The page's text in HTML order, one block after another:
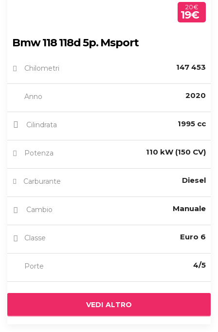
20€
19€
Bmw 118 118d 5p. Msport
Chilometri 147 453
Anno 2020
Cilindrata 1995 cc
Potenza 110 kW (150 CV)
Carburante Diesel
Cambio Manuale
Classe Euro 6
Porte 4/5
VEDI ALTRO